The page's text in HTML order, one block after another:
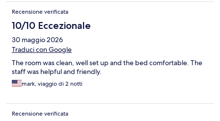
Recensione verificata
10/10 Eccezionale
30 maggio 2026
Traduci con Google
The room was clean, well set up and the bed comfortable. The
staff was helpful and friendly.
mark, viaggio di 2 notti
Recensione verificata